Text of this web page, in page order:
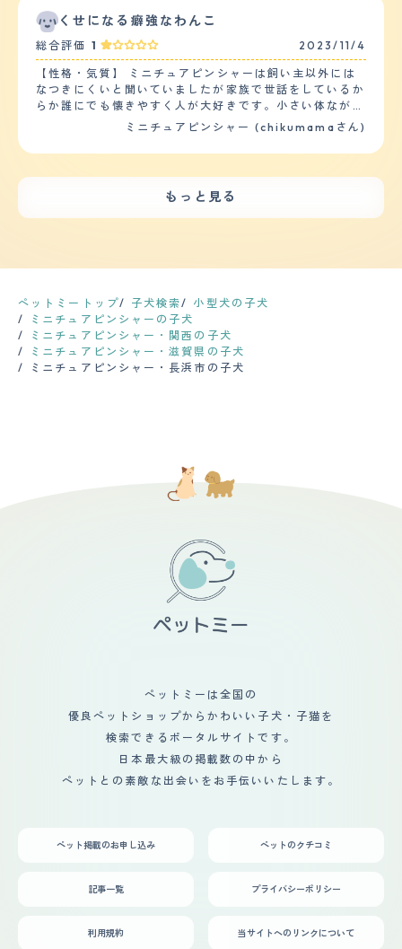
せん。 健康はいい方ですが、植物のアレルギーもちで
す。春になると目から涙がでやすくなり、雑草が高く生え
ているところは歩かせないように気を付けています。ま
た、獣医さんに勧められた目薬(漢方のようなもの)を入れ
ています。年に1回は、健康診断をしています。投薬は、
予防接種をしています。 【鳴き声】 鳴き声は、割りと大
きくうるさいです。我が家は、3階建てになり、それぞれ
の階に義理母、義理兄家族、私たち夫婦が住んでいます。
ンキャンした吠え方と、それぞれの状況によって吠え方が
事することもできずが1週間続き、犬の将来が心配でし
た。犬の為にもと思い、犬の訓練所に連れて行きました。
指導の方に私たち自身も、犬について色々、教えてもら
い、犬も、訓練所で少しずつ日常の状況に慣れて改善する
ことができました。今は、家族でもあり、友人でもある存
もいいトイレに関しては、全く苦戦する事無く飼ってから
1ヶ月もかからない内に覚えてくれました。 ただ、上下関
係を人間の方が上だと覚えさせるのは結構難しいかもしれ
ません。というのも、私自身は未だに腕に巻きつかれてマ
ウンティングをされる事もしょっちゅうなので。 【お手
入れ】 毛の長さは夏冬で変わるのですが、冬毛は中指の
第一関節がすっぽり埋まるくらいまで伸びて質感はコシが
強く、毛量も多いです。抜け毛も多いので室内で自由に解
りは用心したほうがいいかもしれません。シャンプーは犬
健康問題は肥満気味なのと年齢を重ねているので身体機能
の低下、白内障といったものはあります。定期的な健康診
のでそう多くはありません。 【鳴き声】 どちらかと言え
声ではなく、『ヴウォゥ,ヴウォウ』と力強さのある声
で、本気で吠えられると家の外からでも鳴き声が貫通して
きます(苦笑)。飼い始めた小さい頃の時代の声はか細く
「キュー,キュー」といった可愛げがあるものだったの
で、それをいつまでも聞いていたいという方は録音してお
尻尾とすらっとした身体でドーベルマンを想起させる見た
目だと思いますが、私の飼い犬の場合には最初から尻尾を
い。購入した時は子犬だったのでまだ耳も垂れており、そ
んな愛くるしいルックスもあって、第一印象は「なんだこ
の可愛いが詰まった生き物は」でした。 飼い始めは弱々
しさが目立っていたので身体が弱いのかなと不安もありま
したが、想像の遥か上をいく逞しさに成長して今は寧ろ困
るくらいで、生活は一日2回の散歩を含め、犬が中心にな
追ってくる犬に対しては怒って吠えることがあります。
人間でも、グイグイくる人に対しては避けてる感じがしま
す。 【落ち着き】 他の犬種と比べ、身軽だからか、ぴょ
んぴょんと飛び跳ねる動きが多い気がします。 ドッグラ
ンでも、ずっと走っていられるので、普段散歩だけだと体
力が有り余っているのがわかります。 走っている姿は、
小鹿みたいです。 【しつけやすさ】 散歩は朝夕と1日2
回、30分から1時間。２ｋｍから４ｋｍは歩きます。家で
ス」と基本的なコマンドはわかるようです。 【お手入
れ】 皮膚のアレルギーがあるので、定期的に病院で診て
爪切り、肛門しぼりはプロにお任せしています。 【鳴き
声】 窓から見える人影や、ピンポン、玄関前を通る足音
等で番犬スイッチが発動し、思いっきり吠えます。 鳴き
声が高く、大きいので、とても響きます。 アップルウォ
ッチの警告が出るほどの爆音なので、出来るだけ早めに落
にでもガジガジ噛み いたずらばかりするので大変でし
た。 パピーパーティーやしつけ教室に通ったり、トレー
ナーさんに来てもらったりと 色々なトレーニングを経
かりました。 小型犬ですが、ものすごい運動量を必要と
しているので、ドッグランでも大型犬に負けないくらい走
っています。 しかも結構なスピードで走るのがすごいで
す。 ドッグラン内で犬同士のコミュニティもあるよう
で、先輩犬から上下関係を学んでいました。 普段の散歩
プラス、定期的にドッグランで走らせないとストレスが溜
くせになる癖強なわんこ
総合評価 1 2023/11/4
【性格・気質】 ミニチュアピンシャーは飼い主以外には
なつきにくいと聞いていましたが家族で世話をしているか
らか誰にでも懐きやすく人が大好きです。小さい体ながら
も気は強く自分より大きな犬にでも果敢に立ち向かいま
いきます。落ち着きがなくトイレも動きながらするので本
ことはないですが小型犬には多い膝蓋骨脱臼に軽度なりか
ットや階段にも一工夫して足へ負担がかからないようにし
体ですが運動量はしっかり必要です。散歩は、朝と晩に
30分?1時間程度しますがまだまだ動きたがります。室内
を自由にさせているので一人でおもちゃで遊んだりボール
投げで走らせたりたまにドッグランで思いっきり走らせた
りしています。 【毛の手入れ・シャンプー回数】 短毛な
おくと自然乾燥します。トリミング代も他の犬種に比べる
と安くすみます。爪が黒いので自分できるのは難しいで
毛種が欲しいと思っていました。先住犬と仲良くお互い遊
びあってくれたらいいなあと思っていました。思っていた
ほど仲良くはなりませんでしたが一緒に遊んだりもしてい
ました。その後亡くなり、またあたらしく迎えた柴犬とは
仲良くなってくれました。やんちゃな子犬の遊び相手にな
ってくれたり寒い日は仲良くひっついて寝ているのをみる
ら離れていきますが噛んだりなど攻撃はしてこないです。
最近は、こどものおもちゃが気になるようで密かに寝床に
持ち帰りかじったりしていますが相変わらず叱ってもその
場だけで日が経てば何度でも繰り返しています。いつまで
も子犬のままなような性格で我が家に笑顔をくれます。
ミニチュアピンシャー (chikumamaさん)
もっと見る
ペットミートップ 子犬検索
小型犬の子犬
ミニチュアピンシャーの子犬
ミニチュアピンシャー・関西の子犬
ミニチュアピンシャー・滋賀県の子犬
ミニチュアピンシャー・長浜市の子犬
ペットミーは全国の
優良ペットショップからかわいい子犬・子猫を
検索できるポータルサイトです。
日本最大級の掲載数の中から
ペットとの素敵な出会いをお手伝いいたします。
ペット掲載のお申し込み ペットのクチコミ
記事一覧 プライバシーポリシー
利用規約 当サイトへのリンクについて